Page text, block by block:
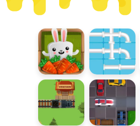
Bunny Quest
Psotliwy
rurociąg